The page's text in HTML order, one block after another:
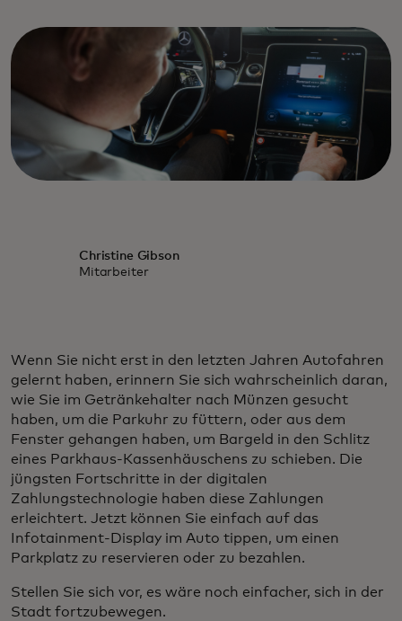
Christine Gibson
Mitarbeiter
Wenn Sie nicht erst in den letzten Jahren Autofahren
gelernt haben, erinnern Sie sich wahrscheinlich daran,
wie Sie im Getränkehalter nach Münzen gesucht
haben, um die Parkuhr zu füttern, oder aus dem
Fenster gehangen haben, um Bargeld in den Schlitz
eines Parkhaus-Kassenhäuschens zu schieben. Die
jüngsten Fortschritte in der digitalen
Zahlungstechnologie haben diese Zahlungen
erleichtert. Jetzt können Sie einfach auf das
Infotainment-Display im Auto tippen, um einen
Parkplatz zu reservieren oder zu bezahlen.
Stellen Sie sich vor, es wäre noch einfacher, sich in der
Stadt fortzubewegen.